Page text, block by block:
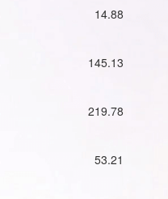
14.88
145.13
219.78
53.21